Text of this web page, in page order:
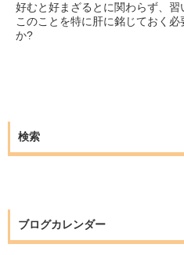
好むと好まざるとに関わらず、習
このことを特に肝に銘じておく
か?
検索
ブログカレンダー